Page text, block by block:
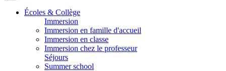
Écoles & Collège
Immersion
Immersion en famille d'accueil
Immersion en classe
Immersion chez le professeur
Séjours
Summer school